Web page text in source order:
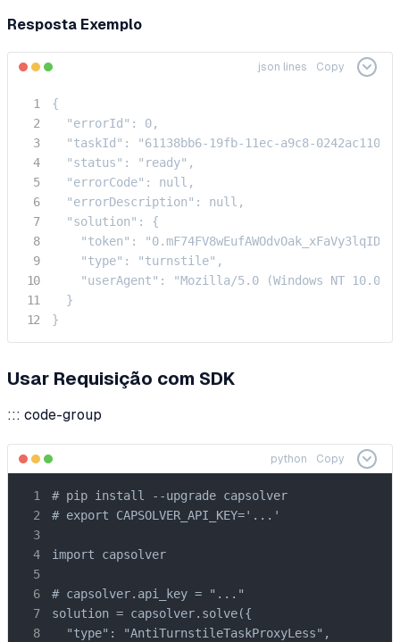
Resposta Exemplo
json lines Copy
{
  "errorId": 0,
"taskId": "61138bb6-19fb-11ec-a9c8-
  "status": "ready",
  "errorCode": null,
  "errorDescription": null,
  "solution": {
"token":
    "type": "turnstile",
"userAgent": "Mozilla/5.0 (Windows NT 10.0;
  }
}
Usar Requisição com SDK
::: code-group
python Copy
# pip install --upgrade capsolver
# export CAPSOLVER_API_KEY='...'
import capsolver
# capsolver.api_key = "..."
solution = capsolver.solve({
  "type": "AntiTurnstileTaskProxyLess",